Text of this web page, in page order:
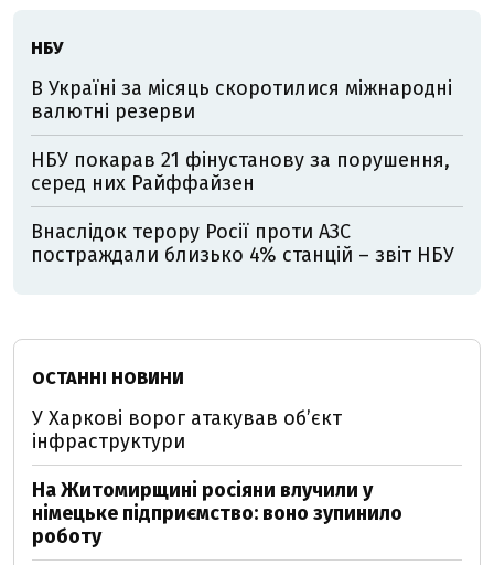
НБУ
В Україні за місяць скоротилися міжнародні
валютні резерви
НБУ покарав 21 фінустанову за порушення,
серед них Райффайзен
Внаслідок терору Росії проти АЗС
постраждали близько 4% станцій – звіт НБУ
ОСТАННІ НОВИНИ
У Харкові ворог атакував обʼєкт
інфраструктури
На Житомирщині росіяни влучили у
німецьке підприємство: воно зупинило
роботу